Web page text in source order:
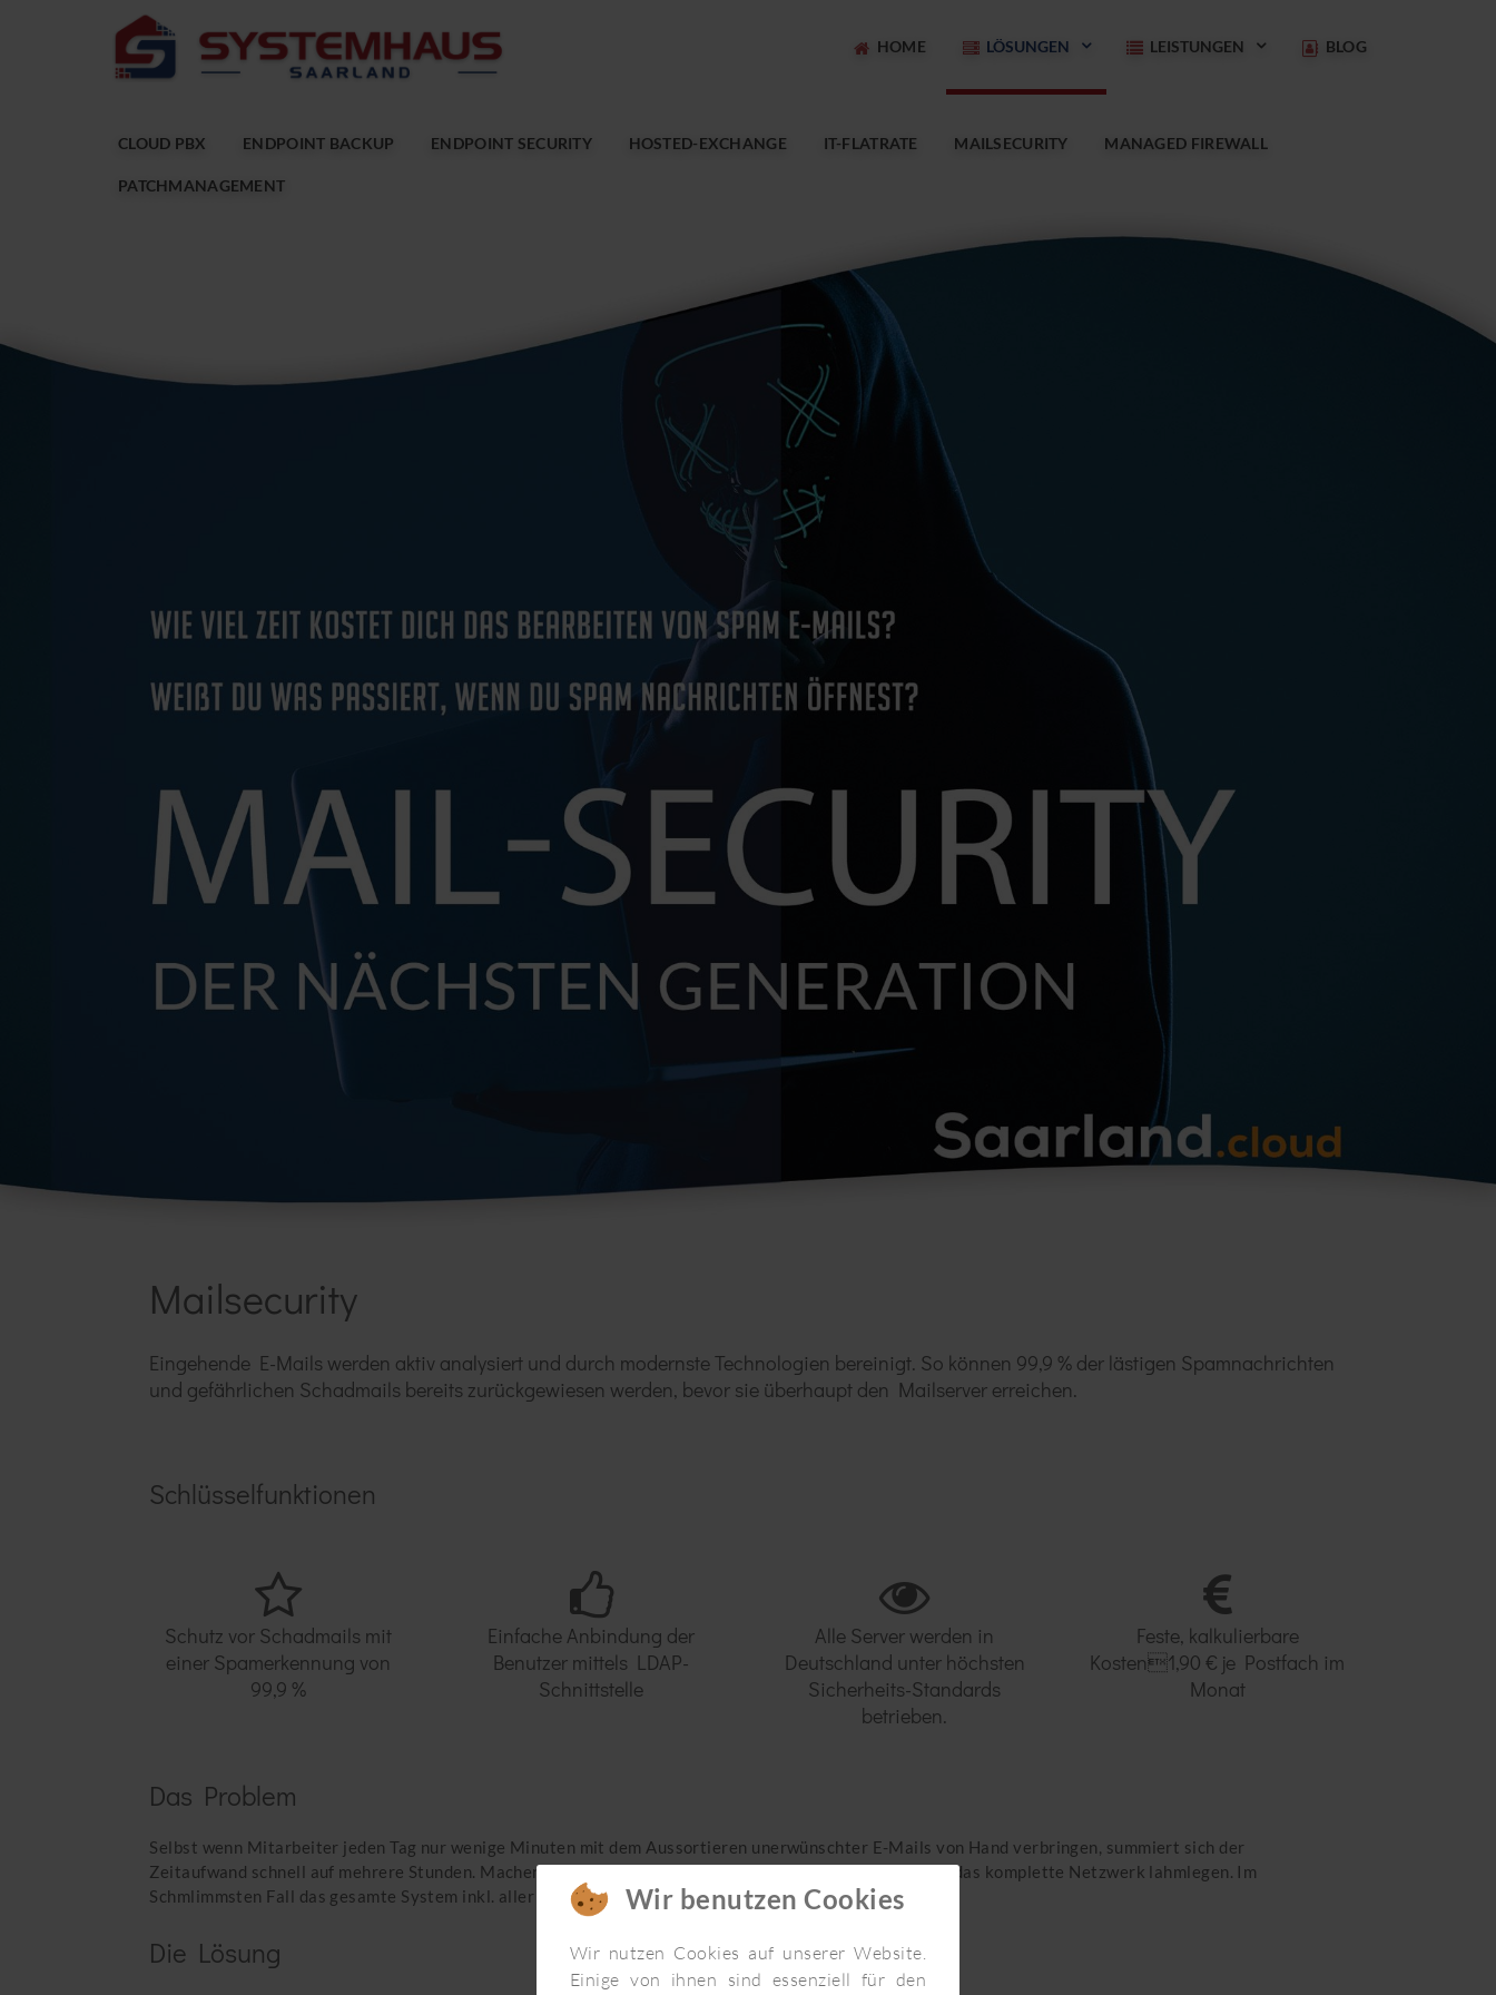
HOME LÖSUNGEN LEISTUNGEN BLOG
CLOUD PBX ENDPOINT BACKUP ENDPOINT SECURITY HOSTED-EXCHANGE IT-FLATRATE MAILSECURITY MANAGED FIREWALL
PATCHMANAGEMENT
Mailsecurity
Eingehende E-Mails werden aktiv analysiert und durch modernste Technologien bereinigt. So können 99,9 % der lästigen Spamnachrichten
und gefährlichen Schadmails bereits zurückgewiesen werden, bevor sie überhaupt den Mailserver erreichen.
Schlüsselfunktionen
Schutz vor Schadmails mit
einer Spamerkennung von
99,9 %
Einfache Anbindung der
Benutzer mittels LDAP-
Schnittstelle
Alle Server werden in
Deutschland unter höchsten
Sicherheits-Standards
betrieben.
Feste, kalkulierbare
Kosten1,90 € je Postfach im
Monat
Das Problem
Selbst wenn Mitarbeiter jeden Tag nur wenige Minuten mit dem Aussortieren unerwünschter E-Mails von Hand verbringen, summiert sich der
Zeitaufwand schnell auf mehrere Stunden. Machen Mitarbeiter dabei Fehler, können Schadmails schnell das komplette Netzwerk lahmlegen. Im
Schmlimmsten Fall das gesamte System inkl. aller Daten verschlüsseln.
Die Lösung
Wir benutzen Cookies
Wir nutzen Cookies auf unserer Website.
Einige von ihnen sind essenziell für den